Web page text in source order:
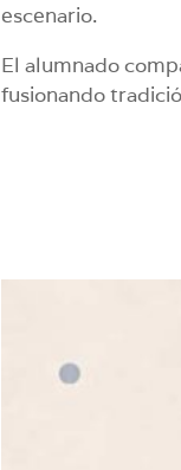
escenario.
El alumnado
fusionando